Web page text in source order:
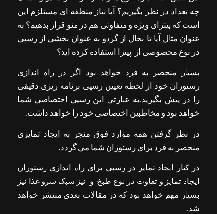
چه تعداد در نظر بگیریم؟ آیا نیاز منطقه ای مستلزم این
است که پیتزای ویژه و متفاوتی هم در منو قرار بدهیم؟ به
عنوان مثال آیا تا بحال از گردو به عنوان بخشی از رسپی
در نوع مخصوصی از پیتزا استفاده کرده اید؟
بسیار منحصر به فرد خواهد بود اگر در راه اندازی
رستوران خود از لحظه تعیین رسپی برنامه ریزی دقیقی
را در پیش بگیرید.به عبارتی این رسپی اختصاصی شما
خواهد بود و مخاطبین اختصاصی خود را خواهد داشت.
در نظر گرفتن همه موارد فوق منجر به ایجاد تمایزی
منحصر به فرد برای رستوران شما می گردد.
در کنار ایجاد تمایز در رسپی برای راه اندازی رستوران
ایجاد تمایز و تفاوت در نوع طبخ و نیز سبک سرو غذا نیز
بسیار مهم خواهد بود که در مقالات بعدی منتشر خواهد
شد.